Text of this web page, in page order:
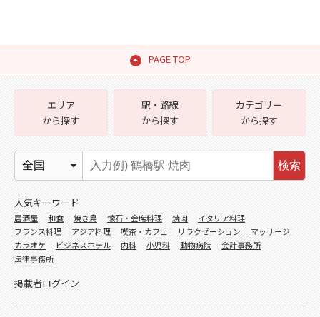
PAGE TOP
エリア
から探す
駅・路線
から探す
カテゴリー
から探す
検索
人気キーワード
居酒屋 和食 焼き鳥 懐石・会席料理 焼肉
イタリア料理
フランス料理
アジア料理 喫茶・カフェ リラクゼーション
マッサージ
カラオケ
ビジネスホテル 内科 小児科 動物病院
会計事務所
法律事務所
掲載者ログイン